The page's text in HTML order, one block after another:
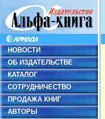
НОВОСТИ
ОБ ИЗДАТЕЛЬСТВЕ
КАТАЛОГ
СОТРУДНИЧЕСТВО
ПРОДАЖА КНИГ
АВТОРЫ